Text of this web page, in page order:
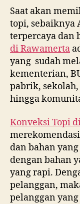
Saat akan
topi, sebaiknya
terpercaya dan
diRawamerta
yang sudah
kementerian,
pabrik,
hingga
Konveksi Topi
dan bahan
dengan bahan
yang rapi.
pelanggan,
pelanggan